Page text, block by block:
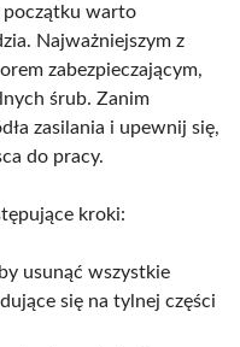
początku warto
Najważniejszym z
zabezpieczającym,
śrub. Zanim
zasilania i upewnij się,
do pracy.
kroki:
usunąć wszystkie
się na tylnej części